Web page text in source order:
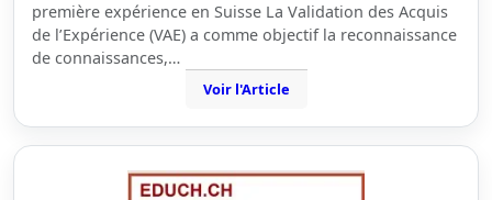
première expérience en Suisse La Validation des Acquis
de l’Expérience (VAE) a comme objectif la reconnaissance
de connaissances,…
Voir l'Article